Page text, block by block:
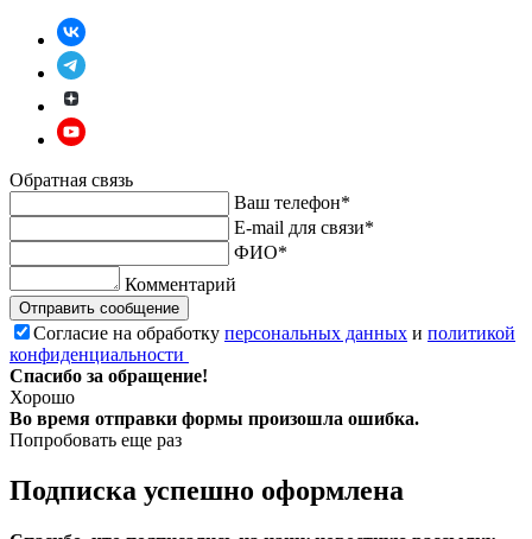
Обратная связь
Ваш телефон*
E-mail для связи*
ФИО*
Комментарий
Отправить сообщение
Согласие на обработку персональных данных и политикой
конфиденциальности
Спасибо за обращение!
Хорошо
Во время отправки формы произошла ошибка.
Попробовать еще раз
Подписка успешно оформлена